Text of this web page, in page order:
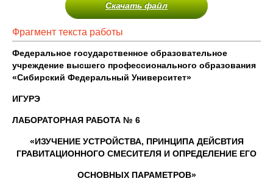
Скачать файл
Фрагмент текста работы
Федеральное государственное образовательное
учреждение высшего профессионального образования
«Сибирский Федеральный Университет»
ИГУРЭ
ЛАБОРАТОРНАЯ РАБОТА № 6
«ИЗУЧЕНИЕ УСТРОЙСТВА, ПРИНЦИПА ДЕЙСВТИЯ
ГРАВИТАЦИОННОГО СМЕСИТЕЛЯ И ОПРЕДЕЛЕНИЕ ЕГО
ОСНОВНЫХ ПАРАМЕТРОВ»